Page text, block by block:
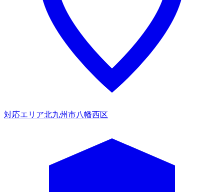
対応エリア北九州市八幡西区